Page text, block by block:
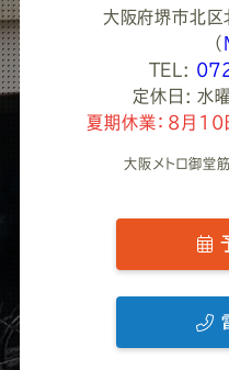
大阪府堺市北区
（
TEL:
定休日: 水曜
夏期休業：8月
大阪メトロ御堂